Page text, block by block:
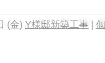
(金) Y様邸新築工事 |